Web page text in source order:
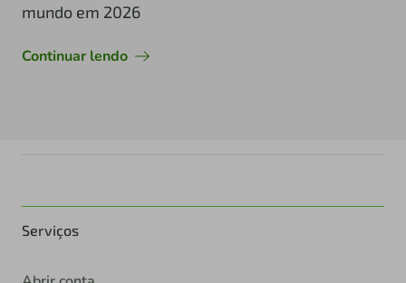
mundo em 2026
Continuar lendo
Serviços